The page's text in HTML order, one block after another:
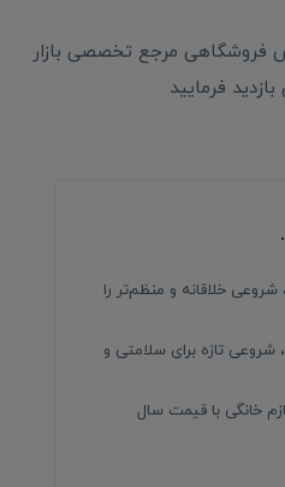
فروشگاهی مرجع تخصصی بازار
بازدید فرمایید
شروعی خلاقانه و منظم‌تر را
شروعی تازه برای سلامتی و
خانگی با قیمت سال